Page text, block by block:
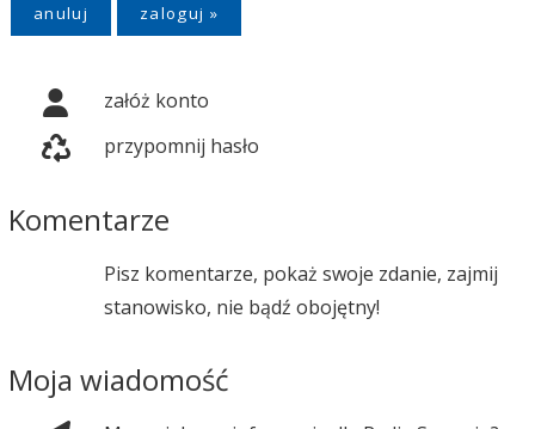
anuluj
załóż konto
przypomnij hasło
Komentarze
Pisz komentarze, pokaż swoje zdanie, zajmij
stanowisko, nie bądź obojętny!
Moja wiadomość